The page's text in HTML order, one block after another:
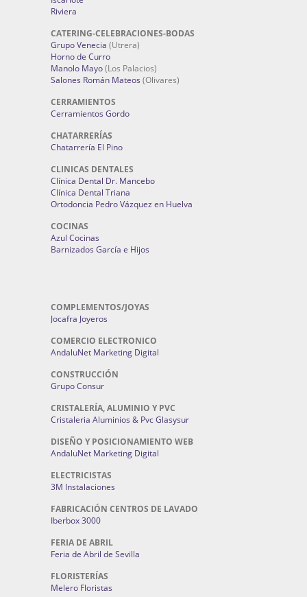
Riviera
CATERING-CELEBRACIONES-BODAS
Grupo Venecia (Utrera)
Horno de Curro
Manolo Mayo(Los Palacios)
Salones Román Mateos (Olivares)
CERRAMIENTOS
Cerramientos Gordo
CHATARRERÍAS
Chatarrería El Pino
CLINICAS DENTALES
Clínica Dental Dr. Mancebo
Clínica Dental Triana
Ortodoncia Pedro Vázquez en Huelva
COCINAS
Azul Cocinas
Barnizados García e Hijos
COMPLEMENTOS/JOYAS
Jocafra Joyeros
COMERCIO ELECTRONICO
AndaluNet Marketing Digital
CONSTRUCCIÓN
Grupo Consur
CRISTALERÍA, ALUMINIO Y PVC
Cristaleria Aluminios & Pvc Glasysur
DISEÑO Y POSICIONAMIENTO WEB
AndaluNet Marketing Digital
ELECTRICISTAS
3M Instalaciones
FABRICACIÓN CENTROS DE LAVADO
Iberbox 3000
FERIA DE ABRIL
Feria de Abril de Sevilla
FLORISTERÍAS
Melero Floristas